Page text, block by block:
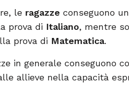
le ragazze conseguono un
prova di Italiano, mentre
prova di Matematica.
in generale conseguono
allieve nella capacità